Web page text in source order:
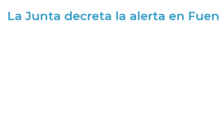
La Junta decreta la alerta en